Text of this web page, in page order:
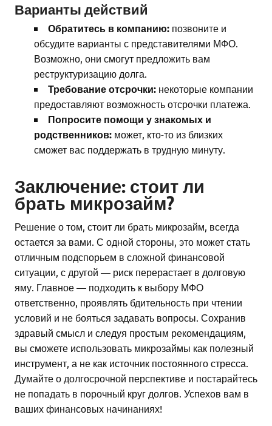
Варианты действий
Обратитесь в компанию: позвоните и
обсудите варианты с представителями МФО.
Возможно, они смогут предложить вам
реструктуризацию долга.
Требование отсрочки: некоторые компании
предоставляют возможность отсрочки платежа.
Попросите помощи у знакомых и
родственников: может, кто-то из близких
сможет вас поддержать в трудную минуту.
Заключение: стоит ли
брать микрозайм?
Решение о том, стоит ли брать микрозайм, всегда
остается за вами. С одной стороны, это может стать
отличным подспорьем в сложной финансовой
ситуации, с другой — риск перерастает в долговую
яму. Главное — подходить к выбору МФО
ответственно, проявлять бдительность при чтении
условий и не бояться задавать вопросы. Сохранив
здравый смысл и следуя простым рекомендациям,
вы сможете использовать микрозаймы как полезный
инструмент, а не как источник постоянного стресса.
Думайте о долгосрочной перспективе и постарайтесь
не попадать в порочный круг долгов. Успехов вам в
ваших финансовых начинаниях!